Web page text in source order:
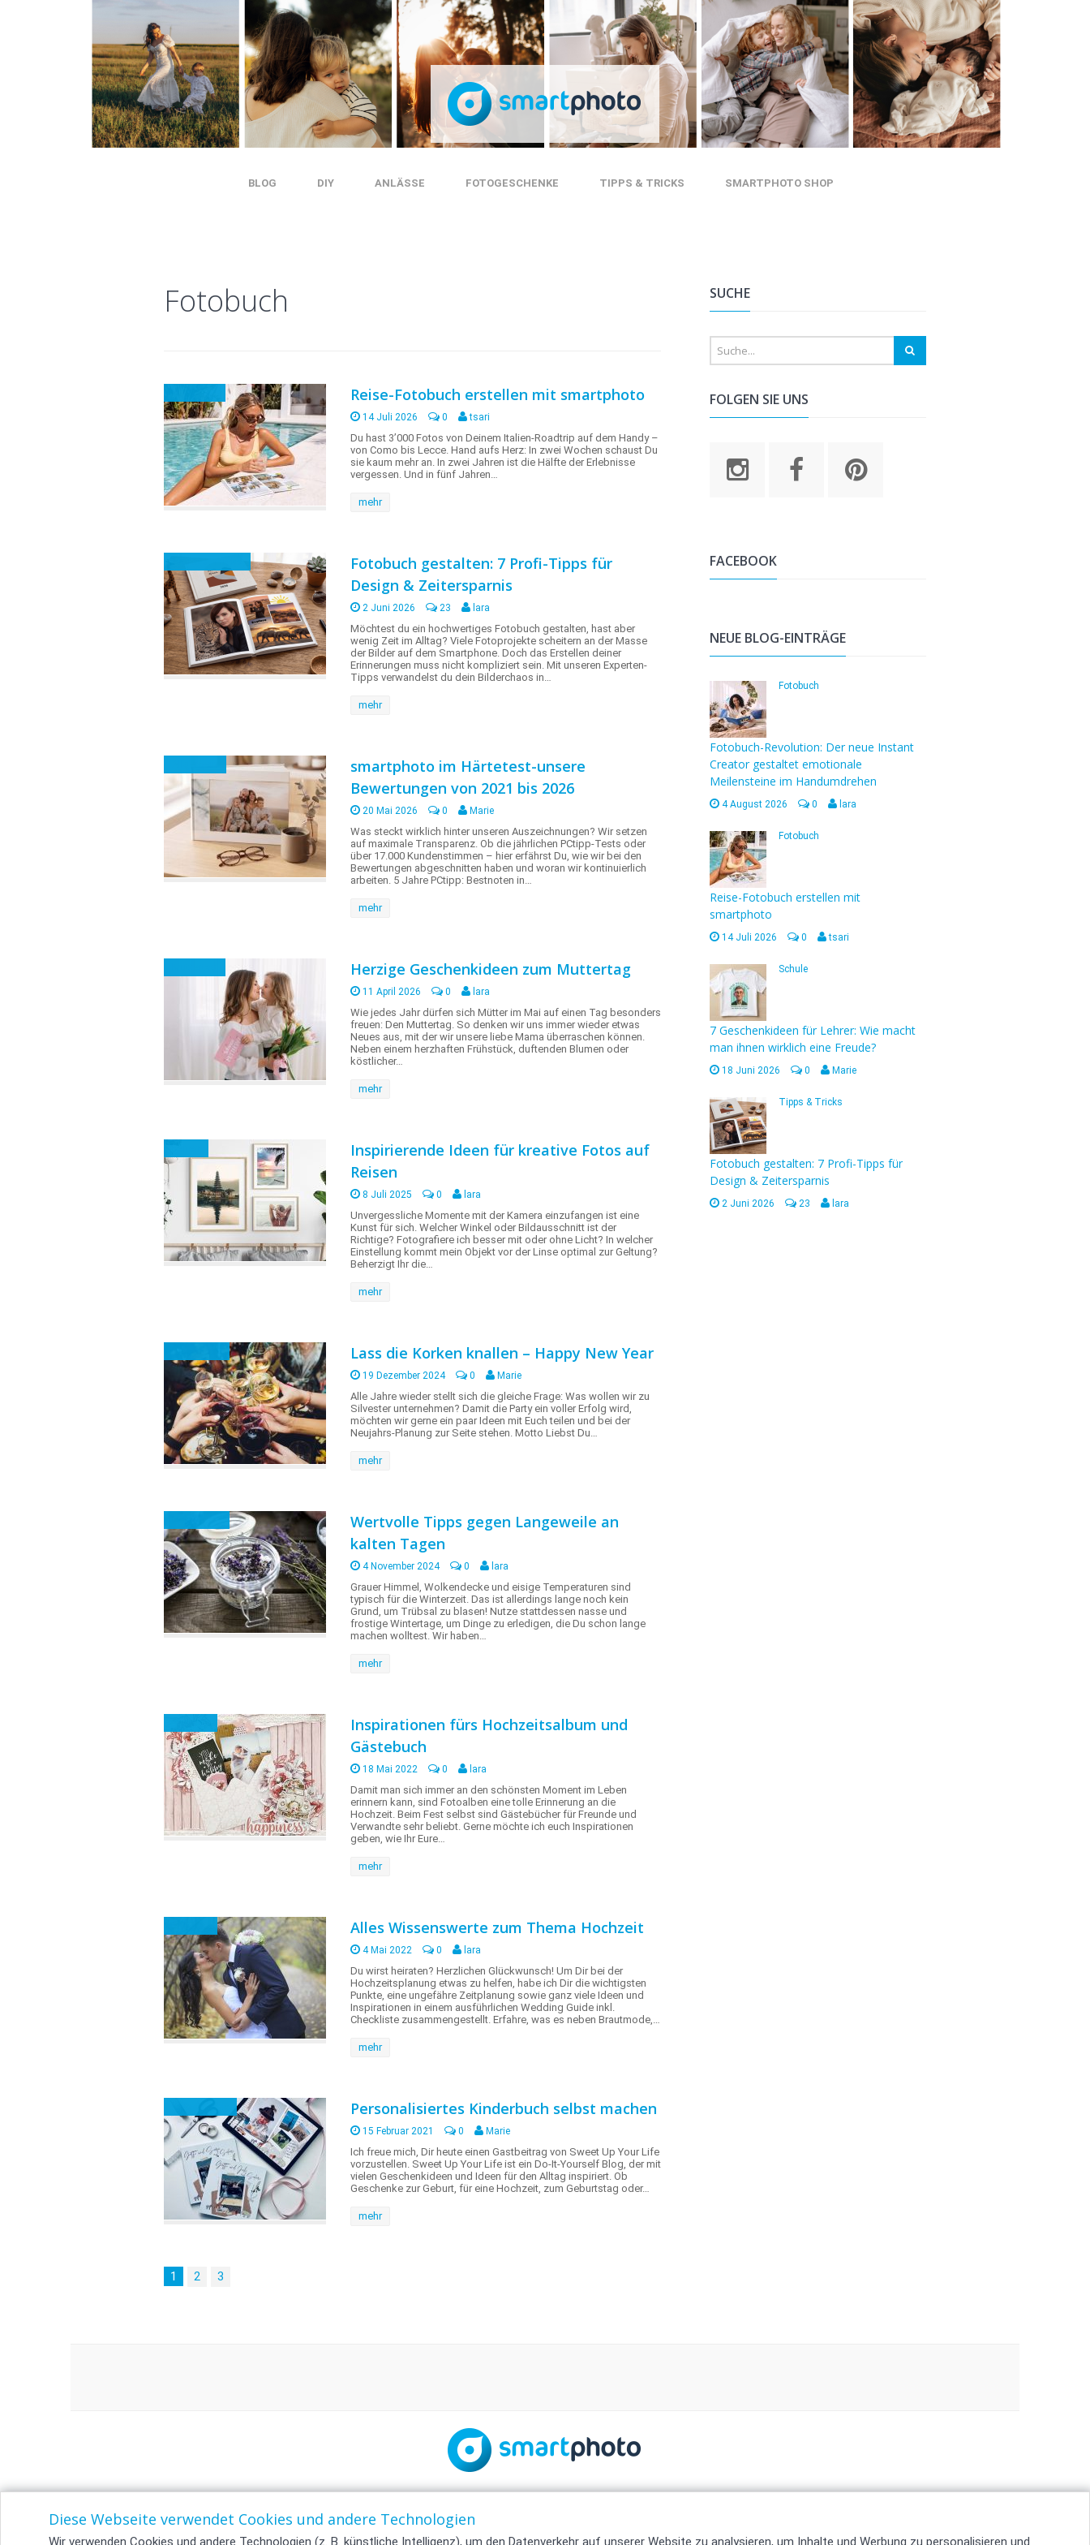
Diese Webseite verwendet Cookies und andere Technologien
Wir verwenden Cookies und andere Technologien (z. B. künstliche Intelligenz), um den Datenverkehr auf unserer Website zu analysieren, um Inhalte und Werbung zu personalisieren und
BLOG DIY ANLÄSSE FOTOGESCHENKE TIPPS & TRICKS SMARTPHOTO SHOP
Fotobuch
Reise-Fotobuch erstellen mit smartphoto
14 Juli 2026 0 tsari
Du hast 3’000 Fotos von Deinem Italien-Roadtrip auf dem Handy –
von Como bis Lecce. Hand aufs Herz: In zwei Wochen schaust Du
sie kaum mehr an. In zwei Jahren ist die Hälfte der Erlebnisse
vergessen. Und in fünf Jahren…
mehr
Fotobuch gestalten: 7 Profi-Tipps für
Design & Zeitersparnis
2 Juni 2026 23 lara
Möchtest du ein hochwertiges Fotobuch gestalten, hast aber
wenig Zeit im Alltag? Viele Fotoprojekte scheitern an der Masse
der Bilder auf dem Smartphone. Doch das Erstellen deiner
Erinnerungen muss nicht kompliziert sein. Mit unseren Experten-
Tipps verwandelst du dein Bilderchaos in…
mehr
smartphoto im Härtetest-unsere
Bewertungen von 2021 bis 2026
20 Mai 2026 0 Marie
Was steckt wirklich hinter unseren Auszeichnungen? Wir setzen
auf maximale Transparenz. Ob die jährlichen PCtipp-Tests oder
über 17.000 Kundenstimmen – hier erfährst Du, wie wir bei den
Bewertungen abgeschnitten haben und woran wir kontinuierlich
arbeiten. 5 Jahre PCtipp: Bestnoten in…
mehr
Herzige Geschenkideen zum Muttertag
11 April 2026 0 lara
Wie jedes Jahr dürfen sich Mütter im Mai auf einen Tag besonders
freuen: Den Muttertag. So denken wir uns immer wieder etwas
Neues aus, mit der wir unsere liebe Mama überraschen können.
Neben einem herzhaften Frühstück, duftenden Blumen oder
köstlicher…
mehr
Inspirierende Ideen für kreative Fotos auf
Reisen
8 Juli 2025 0 lara
Unvergessliche Momente mit der Kamera einzufangen ist eine
Kunst für sich. Welcher Winkel oder Bildausschnitt ist der
Richtige? Fotografiere ich besser mit oder ohne Licht? In welcher
Einstellung kommt mein Objekt vor der Linse optimal zur Geltung?
Beherzigt Ihr die…
mehr
Lass die Korken knallen – Happy New Year
19 Dezember 2024 0 Marie
Alle Jahre wieder stellt sich die gleiche Frage: Was wollen wir zu
Silvester unternehmen? Damit die Party ein voller Erfolg wird,
möchten wir gerne ein paar Ideen mit Euch teilen und bei der
Neujahrs-Planung zur Seite stehen. Motto Liebst Du…
mehr
Wertvolle Tipps gegen Langeweile an
kalten Tagen
4 November 2024 0 lara
Grauer Himmel, Wolkendecke und eisige Temperaturen sind
typisch für die Winterzeit. Das ist allerdings lange noch kein
Grund, um Trübsal zu blasen! Nutze stattdessen nasse und
frostige Wintertage, um Dinge zu erledigen, die Du schon lange
machen wolltest. Wir haben…
mehr
Inspirationen fürs Hochzeitsalbum und
Gästebuch
18 Mai 2022 0 lara
Damit man sich immer an den schönsten Moment im Leben
erinnern kann, sind Fotoalben eine tolle Erinnerung an die
Hochzeit. Beim Fest selbst sind Gästebücher für Freunde und
Verwandte sehr beliebt. Gerne möchte ich euch Inspirationen
geben, wie Ihr Eure…
mehr
Alles Wissenswerte zum Thema Hochzeit
4 Mai 2022 0 lara
Du wirst heiraten? Herzlichen Glückwunsch! Um Dir bei der
Hochzeitsplanung etwas zu helfen, habe ich Dir die wichtigsten
Punkte, eine ungefähre Zeitplanung sowie ganz viele Ideen und
Inspirationen in einem ausführlichen Wedding Guide inkl.
Checkliste zusammengestellt. Erfahre, was es neben Brautmode,…
mehr
Personalisiertes Kinderbuch selbst machen
15 Februar 2021 0 Marie
Ich freue mich, Dir heute einen Gastbeitrag von Sweet Up Your Life
vorzustellen. Sweet Up Your Life ist ein Do-It-Yourself Blog, der mit
vielen Geschenkideen und Ideen für den Alltag inspiriert. Ob
Geschenke zur Geburt, für eine Hochzeit, zum Geburtstag oder…
mehr
1 2 3
SUCHE
FOLGEN SIE UNS
FACEBOOK
NEUE BLOG-EINTRÄGE
Fotobuch
Fotobuch-Revolution: Der neue Instant
Creator gestaltet emotionale
Meilensteine im Handumdrehen
4 August 2026 0 lara
Fotobuch
Reise-Fotobuch erstellen mit
smartphoto
14 Juli 2026 0 tsari
Schule
7 Geschenkideen für Lehrer: Wie macht
man ihnen wirklich eine Freude?
18 Juni 2026 0 Marie
Tipps & Tricks
Fotobuch gestalten: 7 Profi-Tipps für
Design & Zeitersparnis
2 Juni 2026 23 lara
Kontakt